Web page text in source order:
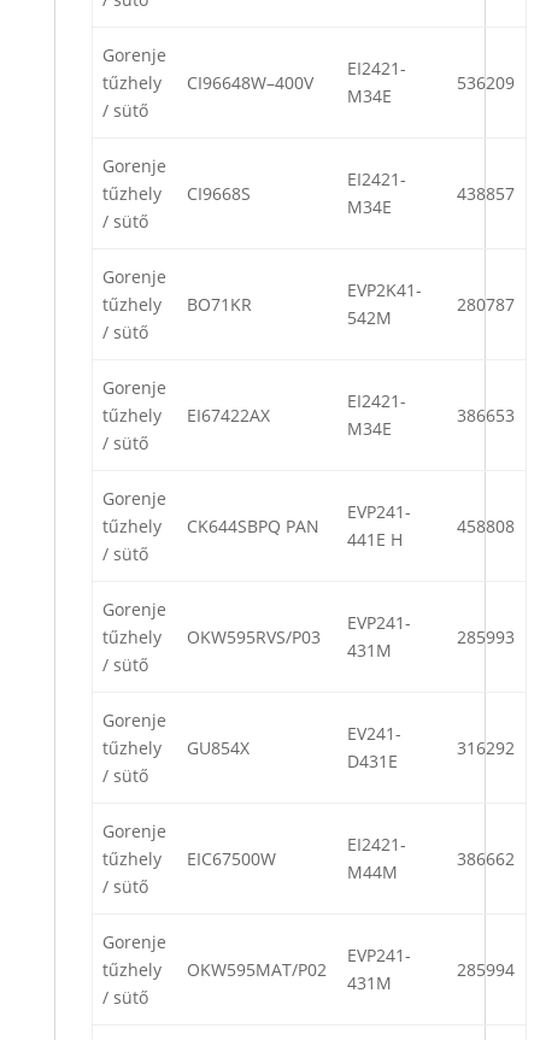
Gorenje
tűzhely
/ sütő
CI96648W–400V
EI2421-
M34E
536209
Gorenje
tűzhely
/ sütő
CI9668S
EI2421-
M34E
438857
Gorenje
tűzhely
/ sütő
BO71KR
EVP2K41-
542M
280787
Gorenje
tűzhely
/ sütő
EI67422AX
EI2421-
M34E
386653
Gorenje
tűzhely
/ sütő
CK644SBPQ PAN
EVP241-
441E H
458808
Gorenje
tűzhely
/ sütő
OKW595RVS/P03
EVP241-
431M
285993
Gorenje
tűzhely
/ sütő
GU854X
EV241-
D431E
316292
Gorenje
tűzhely
/ sütő
EIC67500W
EI2421-
M44M
386662
Gorenje
tűzhely
/ sütő
OKW595MAT/P02
EVP241-
431M
285994